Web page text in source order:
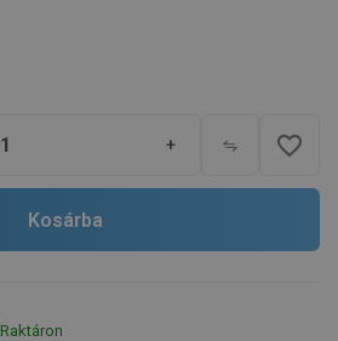
+ favorite_border
Kosárba
Raktáron